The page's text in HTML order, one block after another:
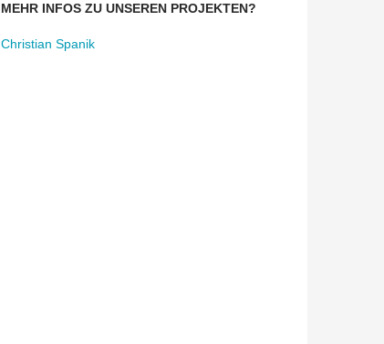
MEHR INFOS ZU UNSEREN PROJEKTEN?
Christian Spanik